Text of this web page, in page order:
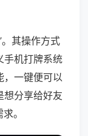
其操作方式
手机打牌系统
，一键便可以
想分享给好友
。